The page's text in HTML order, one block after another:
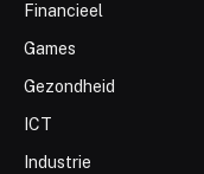
Financieel
Games
Gezondheid
ICT
Industrie